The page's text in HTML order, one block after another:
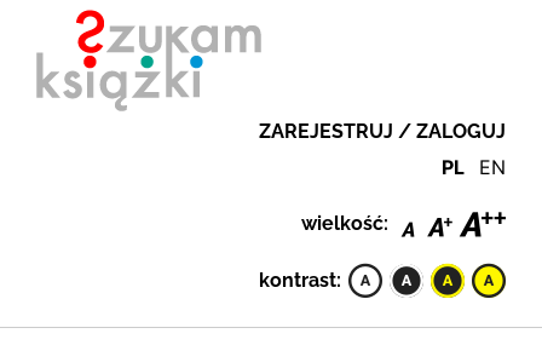
ZAREJESTRUJ / ZALOGUJ
PL EN
wielkość:
kontrast: